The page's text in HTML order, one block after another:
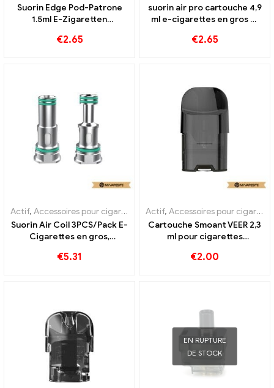
Suorin Edge Pod-Patrone
1.5ml E-Zigaretten
€2.65
suorin air pro cartouche 4,9
ml e-cigarettes en gros 丨
€2.65
Actif, Accessoires pour cigarettes électroniques ,Évaporateur
Suorin Air Coil 3PCS/Pack E-
Cigarettes en gros,
€5.31
Actif, Accessoires pour cigarettes électroniques
Cartouche Smoant VEER 2,3
ml pour cigarettes
mesure
€2.00
EN RUPTURE
DE STOCK